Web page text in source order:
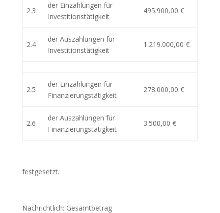
2.3
der Einzahlungen für
Investitionstätigkeit
495.900,00 €
2.4
der Auszahlungen für
Investitionstätigkeit
1.219.000,00 €
2.5
der Einzahlungen für
Finanzierungstätigkeit
278.000,00 €
2.6
der Auszahlungen für
Finanzierungstätigkeit
3.500,00 €
festgesetzt.
Nachrichtlich: Gesamtbetrag